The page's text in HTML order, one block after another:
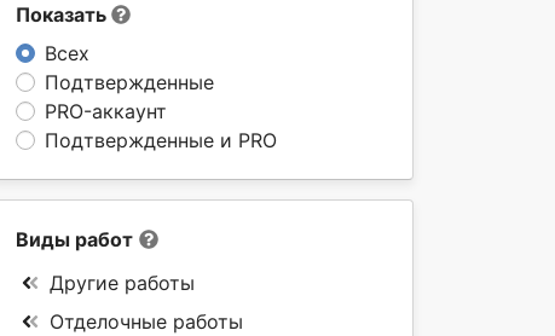
Показать
Всех
Подтвержденные
PRO-аккаунт
Подтвержденные и PRO
Виды работ
Другие работы
Отделочные работы